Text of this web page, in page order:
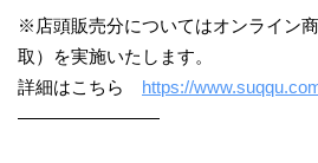
※店頭販売分についてはオンライン
取）を実施いたします。
詳細はこちら https://
――――――――